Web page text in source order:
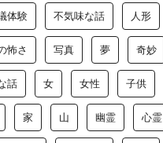
体験 不気味な話 人形
怖さ 写真 夢 奇妙
話 女 女性 子供
家 山 幽霊 心霊